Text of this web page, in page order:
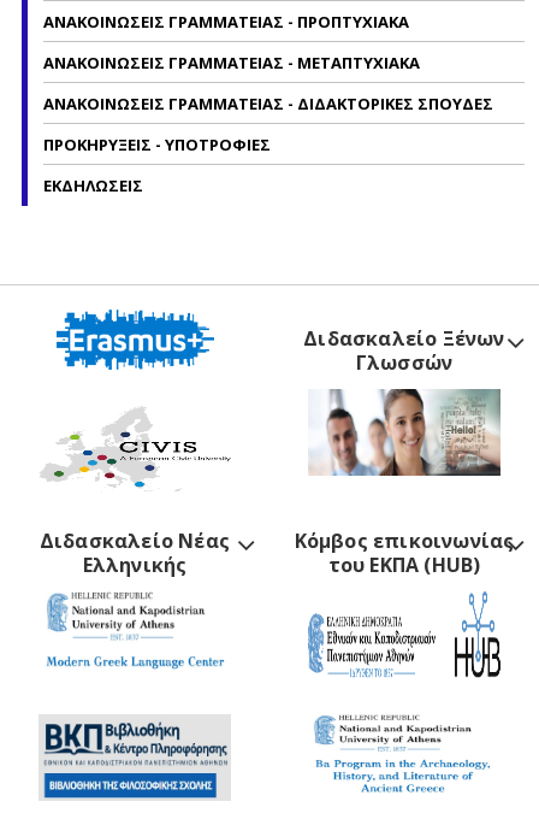
ΑΝΑΚΟΙΝΩΣΕΙΣ ΓΡΑΜΜΑΤΕΙΑΣ - ΠΡΟΠΤΥΧΙΑΚΑ
ΑΝΑΚΟΙΝΩΣΕΙΣ ΓΡΑΜΜΑΤΕΙΑΣ - ΜΕΤΑΠΤΥΧΙΑΚΑ
ΑΝΑΚΟΙΝΩΣΕΙΣ ΓΡΑΜΜΑΤΕΙΑΣ - ΔΙΔΑΚΤΟΡΙΚΕΣ ΣΠΟΥΔΕΣ
ΠΡΟΚΗΡΥΞΕΙΣ - ΥΠΟΤΡΟΦΙΕΣ
ΕΚΔΗΛΩΣΕΙΣ
Διδασκαλείο Ξένων
Γλωσσών
Διδασκαλείο Νέας
Ελληνικής
Κόμβος επικοινωνίας
του ΕΚΠΑ (HUB)